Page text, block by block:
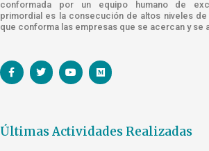
conformada por un equipo humano de
primordial es la consecución de altos niveles
que conforma las empresas que se acercan y se
Últimas Actividades Realizadas